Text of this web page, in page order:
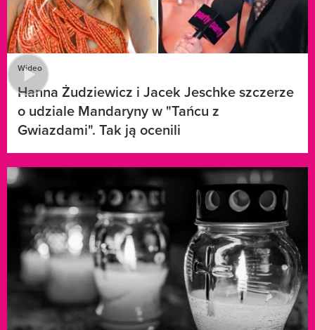
Wideo
Hanna Żudziewicz i Jacek Jeschke szczerze
o udziale Mandaryny w "Tańcu z
Gwiazdami". Tak ją ocenili